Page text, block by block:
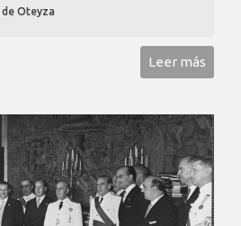
de Oteyza
Leer más